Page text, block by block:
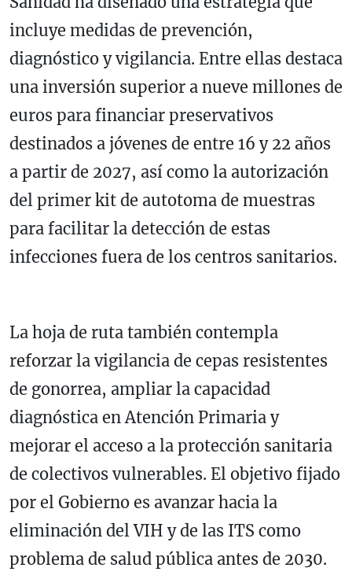
incluye medidas de prevención,
diagnóstico y vigilancia. Entre ellas destaca
una inversión superior a nueve millones de
euros para financiar preservativos
destinados a jóvenes de entre 16 y 22 años
a partir de 2027, así como la autorización
del primer kit de autotoma de muestras
para facilitar la detección de estas
infecciones fuera de los centros sanitarios.
La hoja de ruta también contempla
reforzar la vigilancia de cepas resistentes
de gonorrea, ampliar la capacidad
diagnóstica en Atención Primaria y
mejorar el acceso a la protección sanitaria
de colectivos vulnerables. El objetivo fijado
por el Gobierno es avanzar hacia la
eliminación del VIH y de las ITS como
problema de salud pública antes de 2030.